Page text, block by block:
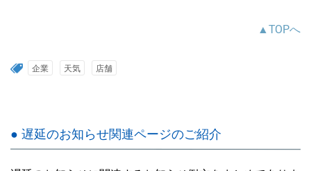
▲TOPへ
企業 天気 店舗
● 遅延のお知らせ関連ページのご紹介